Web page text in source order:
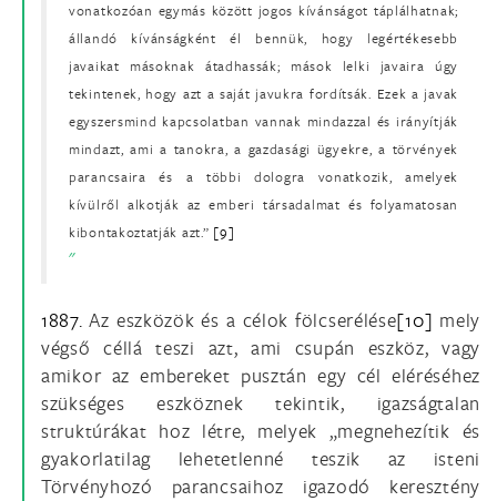
vonatkozóan egymás között jogos kívánságot táplálhatnak;
állandó kívánságként él bennük, hogy legértékesebb
javaikat másoknak átadhassák; mások lelki javaira úgy
tekintenek, hogy azt a saját javukra fordítsák. Ezek a javak
egyszersmind kapcsolatban vannak mindazzal és irányítják
mindazt, ami a tanokra, a gazdasági ügyekre, a törvények
parancsaira és a többi dologra vonatkozik, amelyek
kívülről alkotják az emberi társadalmat és folyamatosan
kibontakoztatják azt.” [9]
1887. Az eszközök és a célok fölcserélése[10] mely
végső céllá teszi azt, ami csupán eszköz, vagy
amikor az embereket pusztán egy cél eléréséhez
szükséges eszköznek tekintik, igazságtalan
struktúrákat hoz létre, melyek „megnehezítik és
gyakorlatilag lehetetlenné teszik az isteni
Törvényhozó parancsaihoz igazodó keresztény